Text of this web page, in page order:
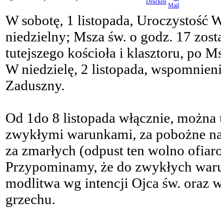
W sobotę, 1 listopada, Uroczystość
niedzielny; Msza św. o godz. 17
tutejszego kościoła i klasztoru, po
W niedzielę, 2 listopada,
Zaduszny.
Od 1do 8 listopada włącznie,
zwykłymi warunkami, za pobożne
za zmarłych (odpust ten wolno
Przypominamy, że do zwykłych
modlitwa wg intencji Ojca św. oraz
grzechu.